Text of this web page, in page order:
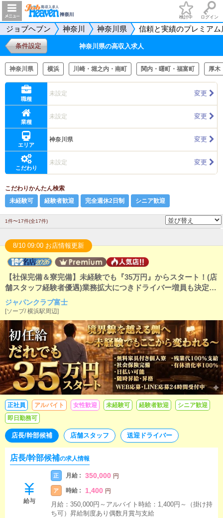
検討中 ログイン
ジョブヘブン 神奈川 神奈川県 信頼と実績のプレミアム
条件設定 神奈川県の高収入求人
神奈川県 横浜 川崎・堀之内・南町 関内・曙町・福富町 厚木
職種
未設定 変更
業種
未設定 変更
エリア
神奈川県 変更
こだわり
未設定 変更
こだわりかんたん検索
未経験可
経験者歓迎 完全週休2日制 シニア歓迎
1件〜17件(全17件)
8/10 09:00 お店情報更新
【社保完備＆寮完備】未経験でも『35万円』からスタート！(店
舗スタッフ経験者優遇)業務拡大につきドライバー増員も決定！
アルバイトも大募集中です！
ジャパンクラブ富士
[ソープ/横浜駅周辺]
正社員 アルバイト 女性歓迎 未経験可 経験者歓迎
シニア歓迎
即日勤務可
店長/幹部候補 店舗スタッフ 送迎ドライバー
店長/幹部候補の求人情報
給与
正 月給 : 350,000 円
ア 時給 : 1,400 円
月給：350,000円～アルバイト時給：1,400円～（掛け持
ち可）昇給制度あり偶数月賞与支給